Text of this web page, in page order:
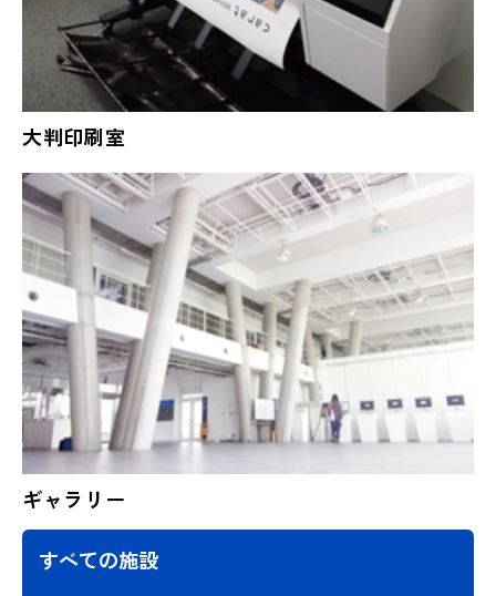
大判印刷室
ギャラリー
すべての施設